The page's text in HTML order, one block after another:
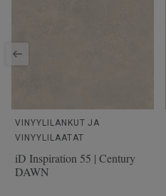
VINYYLILANKUT JA
VINYYLILAATAT
iD Inspiration 55 | Century
DAWN